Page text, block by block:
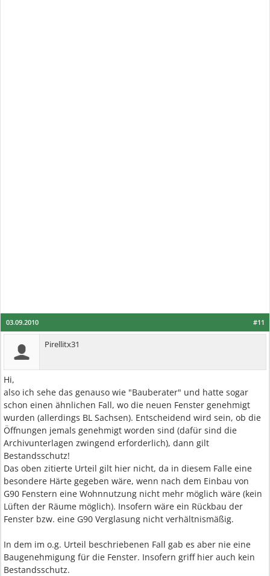
#11
03.09.2010
Pirellitx31
Hi,
also ich sehe das genauso wie "Bauberater" und hatte sogar
schon einen ähnlichen Fall, wo die neuen Fenster genehmigt
wurden (allerdings BL Sachsen). Entscheidend wird sein, ob die
Öffnungen jemals genehmigt worden sind (dafür sind die
Archivunterlagen zwingend erforderlich), dann gilt
Bestandsschutz!
Das oben zitierte Urteil gilt hier nicht, da in diesem Falle eine
besondere Härte gegeben wäre, wenn nach dem Einbau von
G90 Fenstern eine Wohnnutzung nicht mehr möglich wäre (kein
Lüften der Räume möglich). Insofern wäre ein Rückbau der
Fenster bzw. eine G90 Verglasung nicht verhältnismäßig.
In dem im o.g. Urteil beschriebenen Fall gab es aber nie eine
Baugenehmigung für die Fenster. Insofern griff hier auch kein
Bestandsschutz.